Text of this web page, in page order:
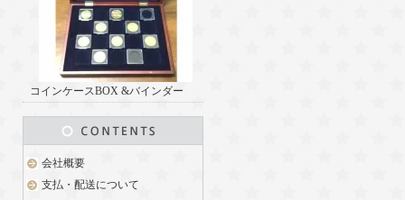
コインケースBOX &バインダー
会社概要
支払・配送について